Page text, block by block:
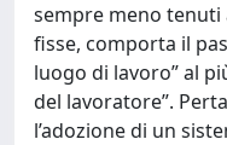
sempre meno
fisse, comporta il
luogo di lavoro” al
del lavoratore”.
l’adozione di un